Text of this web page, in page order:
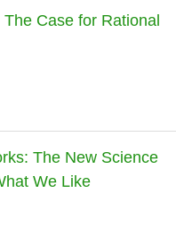
Case for Rational
The New Science
We Like